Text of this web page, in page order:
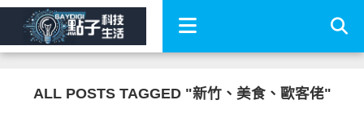
ALL POSTS TAGGED "新竹、美食、歐客佬"